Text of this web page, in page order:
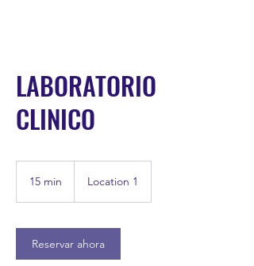
LABORATORIO
CLINICO
15 min
m
i
n
Location 1
Reservar ahora